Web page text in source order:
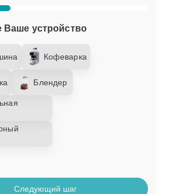
Ваше устройство
Кофеварка
Блендер
Следующий шаг